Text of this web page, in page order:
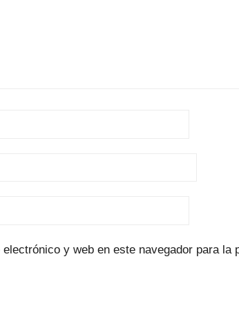
y web en este navegador para la